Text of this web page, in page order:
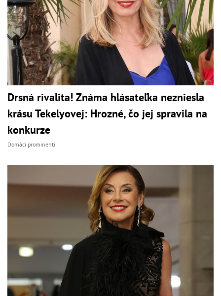
Drsná rivalita! Známa hlásateľka nezniesla
krásu Tekelyovej: Hrozné, čo jej spravila na
konkurze
Domáci prominenti